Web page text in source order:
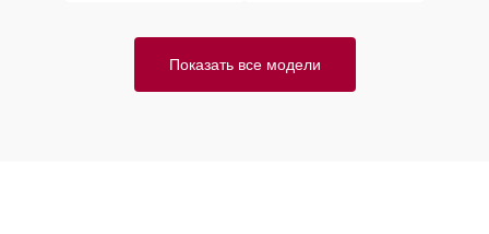
Показать все модели